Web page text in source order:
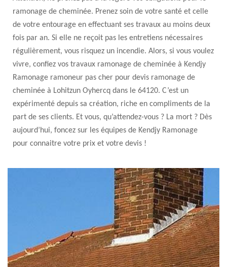
ramonage de cheminée. Prenez soin de votre santé et celle
de votre entourage en effectuant ses travaux au moins deux
fois par an. Si elle ne reçoit pas les entretiens nécessaires
régulièrement, vous risquez un incendie. Alors, si vous voulez
vivre, confiez vos travaux ramonage de cheminée à Kendjy
Ramonage ramoneur pas cher pour devis ramonage de
cheminée à Lohitzun Oyhercq dans le 64120. C’est un
expérimenté depuis sa création, riche en compliments de la
part de ses clients. Et vous, qu’attendez-vous ? La mort ? Dès
aujourd’hui, foncez sur les équipes de Kendjy Ramonage
pour connaitre votre prix et votre devis !